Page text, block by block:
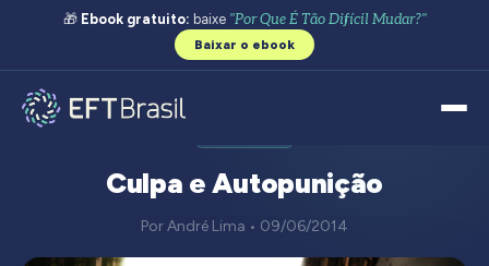
🎁 Ebook gratuito: baixe "Por Que É Tão Difícil Mudar?"
Baixar o ebook
Culpa e Autopunição
Por André Lima • 09/06/2014